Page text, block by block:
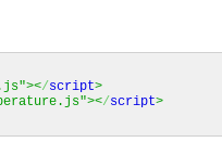
></script>
></script>